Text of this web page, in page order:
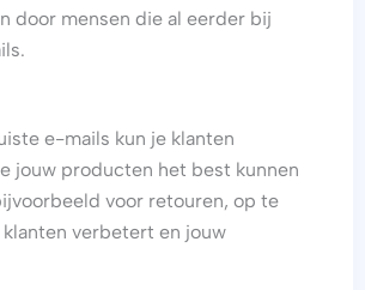
door mensen die al eerder bij
e-mails kun je klanten
jouw producten het best kunnen
voor retouren, op te
verbetert en jouw